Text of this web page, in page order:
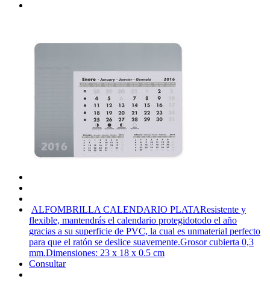
ALFOMBRILLA CALENDARIO PLATAResistente y
flexible, mantendrás el calendario protegidotodo el año
gracias a su superficie de PVC, la cual es unmaterial perfecto
para que el ratón se deslice suavemente.Grosor cubierta 0,3
mm.Dimensiones: 23 x 18 x 0.5 cm
Consultar